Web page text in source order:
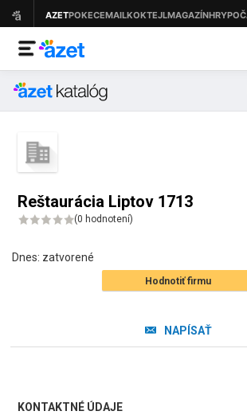
Reštaurácia Liptov 1713
(0 hodnotení)
Dnes: zatvorené
Hodnotiť firmu
NAPÍSAŤ
KONTAKTNÉ ÚDAJE